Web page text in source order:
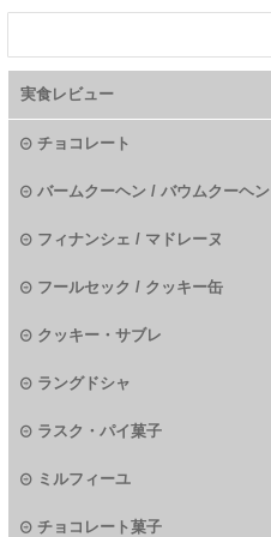
実食レビュー
チョコレート
バームクーヘン / バウムクーヘン
フィナンシェ / マドレーヌ
フールセック / クッキー缶
クッキー・サブレ
ラングドシャ
ラスク・パイ菓子
ミルフィーユ
チョコレート菓子